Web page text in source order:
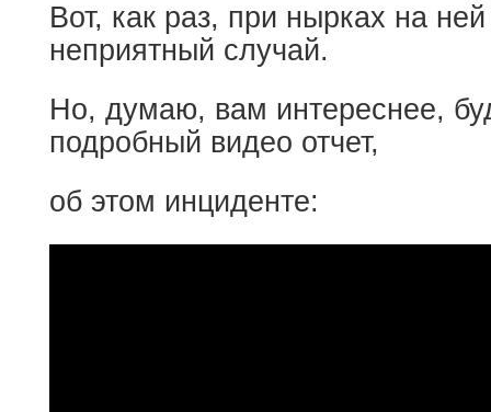
Вот, как раз, при нырках на
неприятный случай.
Но, думаю, вам интереснее,
подробный видео отчет,
об этом инциденте: